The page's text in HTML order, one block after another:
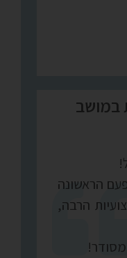
במושב
הראשונה
הרבה,